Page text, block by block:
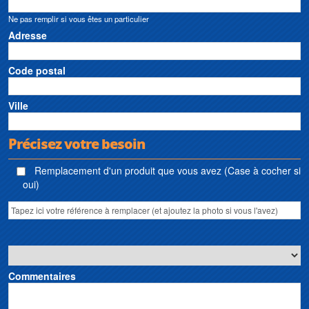
Ne pas remplir si vous êtes un particulier
Adresse
Code postal
Ville
Précisez votre besoin
Remplacement d'un produit que vous avez (Case à cocher si
oui)
Commentaires